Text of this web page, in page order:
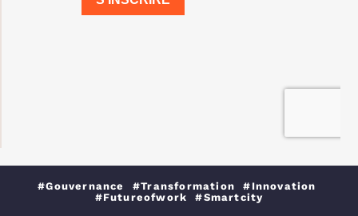
#Gouvernance #Transformation #Innovation
#Futureofwork #Smartcity